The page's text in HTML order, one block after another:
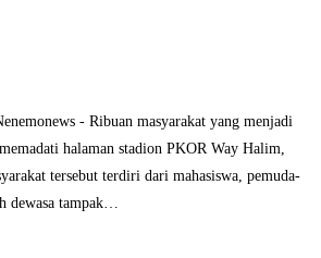
- Ribuan masyarakat yang menjadi
halaman stadion PKOR Way Halim,
tersebut terdiri dari mahasiswa, pemuda-
dewasa tampak…